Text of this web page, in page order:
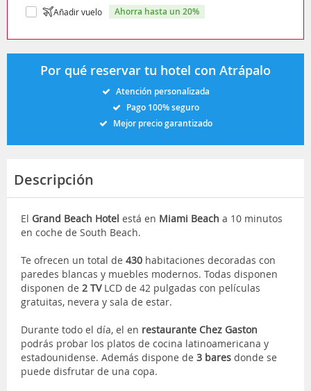
Añadir vuelo ahorra hasta un 20%
Por qué reservar tu hotel con Atrápalo
Atención personalizada
Pago 100% seguro
Mejor precio garantizado
Descripción
El Grand Beach Hotel está en Miami Beach a 10 minutos
en coche de South Beach.
Te ofrecen un total de 430 habitaciones decoradas con
paredes blancas y muebles modernos. Todas disponen
disponen de 2 TVLCD de 42 pulgadas con películas
gratuitas, nevera y sala de estar.
Durante todo el día, el en restaurante Chez Gaston
podrás probar los platos de cocina latinoamericana y
estadounidense. Además dispone de 3 bares donde se
puede disfrutar de una copa.